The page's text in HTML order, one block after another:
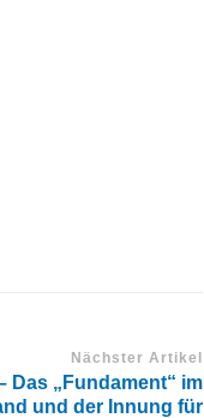
Nächster Artikel
Das „Fundament“ im
und der Innung für